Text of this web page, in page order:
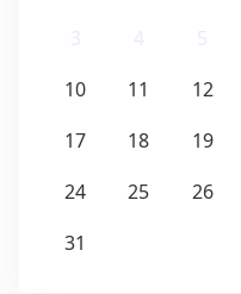
10
11 12
17
18 19
24
25 26
31